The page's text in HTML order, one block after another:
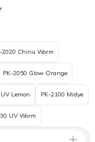
2020 Chinu Worm
PK-2050 Glow Orange
Lemon PK-2100 Midye
UV Worm